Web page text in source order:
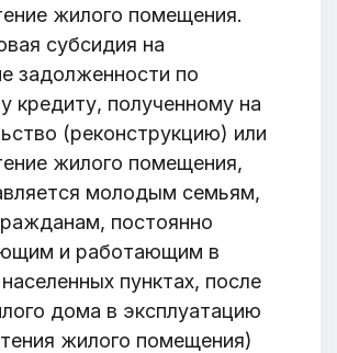
жилого помещения.
субсидия на
задолженности по
кредиту, полученному на
(реконструкцию) или
жилого помещения,
молодым семьям,
постоянно
и работающим в
пунктах, после
дома в эксплуатацию
жилого помещения)